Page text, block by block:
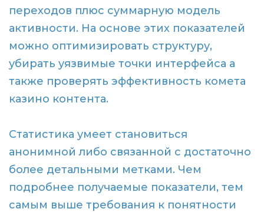
переходов плюс суммарную модель
активности. На основе этих показателей
можно оптимизировать структуру,
убирать уязвимые точки интерфейса а
также проверять эффективность комета
казино контента.
Статистика умеет становиться
анонимной либо связанной с достаточно
более детальными метками. Чем
подробнее получаемые показатели, тем
самым выше требования к понятности